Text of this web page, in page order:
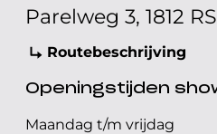
Parelweg 3, 1812
Routebeschrijving
Openingstijden
Maandag t/m vrijdag